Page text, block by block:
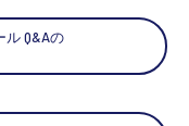
ル Q&Aの